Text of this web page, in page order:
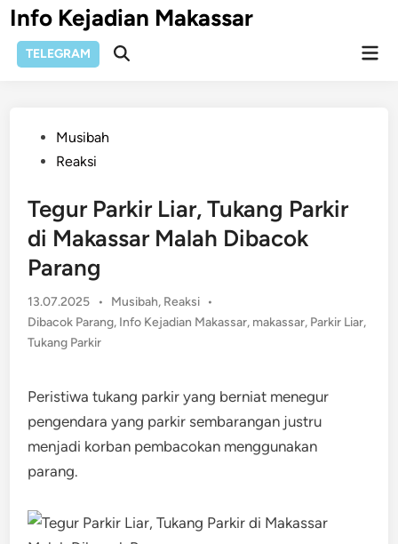
Skip
to
content
Info Kejadian Makassar
TELEGRAM
Open
PostedMusibah
Reaksi
Tegur Parkir Liar, Tukang Parkir
di Makassar Malah Dibacok
Parang
13.07.2025 •
Posted
in
Musibah, Reaksi •
Dibacok Parang, Info Kejadian Makassar, makassar, Parkir Liar,
Tukang Parkir
Peristiwa tukang parkir yang berniat menegur
pengendara yang parkir sembarangan justru
menjadi korban pembacokan menggunakan
parang.